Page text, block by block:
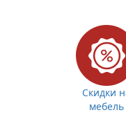
Скидки на
мебель